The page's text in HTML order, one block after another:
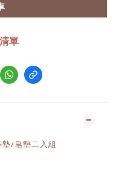
單
/皂墊二入組